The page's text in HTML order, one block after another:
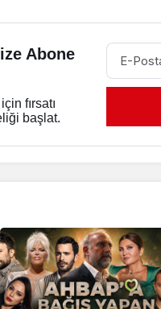
Abone
fırsatı
başlat.